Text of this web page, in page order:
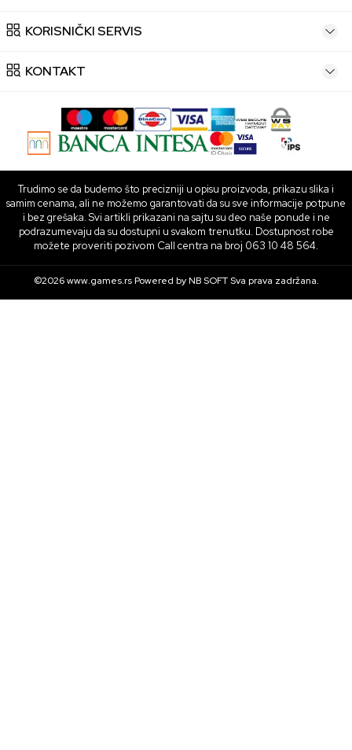
KORISNIČKI SERVIS
KONTAKT
Trudimo se da budemo što precizniji u opisu proizvoda, prikazu slika i
samim cenama, ali ne možemo garantovati da su sve informacije potpune
i bez grešaka. Svi artikli prikazani na sajtu su deo naše ponude i ne
podrazumevaju da su dostupni u svakom trenutku. Dostupnost robe
možete proveriti pozivom Call centra na broj 063 10 48 564.
©2026www.games.rs Powered byNB SOFTSva prava zadržana.